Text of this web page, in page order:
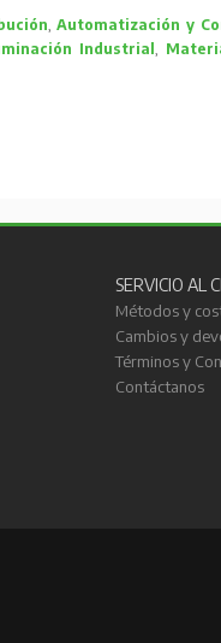
,Automatización y
Industrial ,
SERVICIO AL
Métodos y
Cambios y
Términos y
Contáctanos